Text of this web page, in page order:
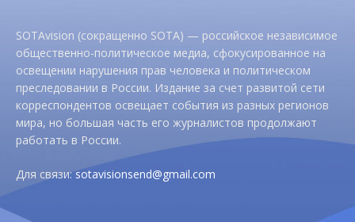
SOTAvision (сокращенно SOTA) — российское независимое
общественно-политическое медиа, сфокусированное на
освещении нарушения прав человека и политическом
преследовании в России. Издание за счет развитой сети
корреспондентов освещает события из разных регионов
мира, но большая часть его журналистов продолжают
работать в России.
Для связи:sotavisionsend@gmail.com